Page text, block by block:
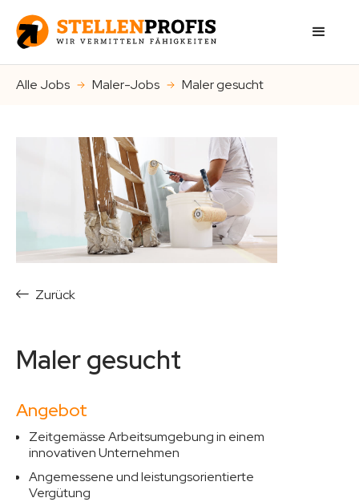
Alle Jobs Maler-Jobs Maler gesucht
Zurück
Maler gesucht
Angebot
Zeitgemässe Arbeitsumgebung in einem
innovativen Unternehmen
Angemessene und leistungsorientierte
Vergütung